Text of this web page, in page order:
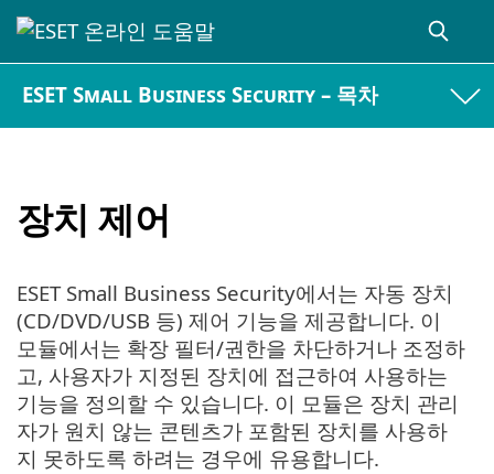
ESET Small Business Security – 목차
장치 제어
ESET Small Business Security에서는 자동 장치
(CD/DVD/USB 등) 제어 기능을 제공합니다. 이
모듈에서는 확장 필터/권한을 차단하거나 조정하
고, 사용자가 지정된 장치에 접근하여 사용하는
기능을 정의할 수 있습니다. 이 모듈은 장치 관리
자가 원치 않는 콘텐츠가 포함된 장치를 사용하
지 못하도록 하려는 경우에 유용합니다.